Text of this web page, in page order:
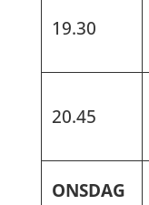
19.30
20.45
ONSDAG